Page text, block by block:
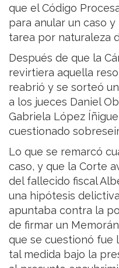
que el Código
para anular un caso
tarea por naturaleza
Después de que la
revirtiera aquella
reabrió y se sorteó
a los jueces Daniel
Gabriela López
cuestionado
Lo que se remarcó
caso, y que la Corte
del fallecido fiscal
una hipótesis
apuntaba contra la
de firmar un
que se cuestionó fue
tal medida bajo la